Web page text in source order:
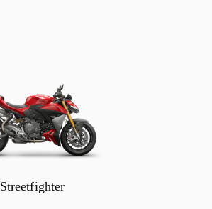
Streetfighter